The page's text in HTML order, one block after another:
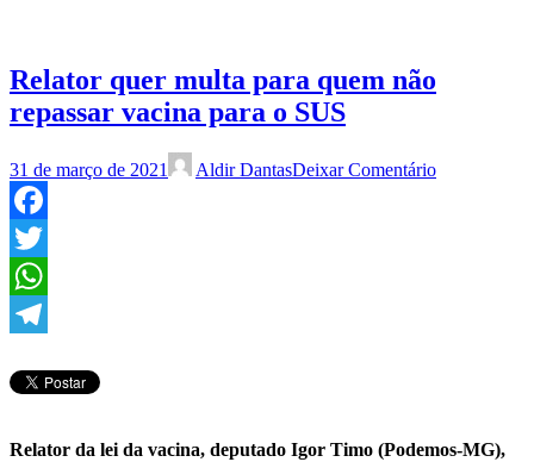
Relator quer multa para quem não
repassar vacina para o SUS
31 de março de 2021 Aldir DantasDeixar Comentário
Facebook
Twitter
WhatsApp
Relator da lei da vacina, deputado Igor Timo (Podemos-MG),